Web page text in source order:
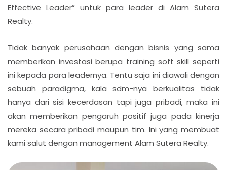
Effective Leader” untuk para leader di Alam Sutera
Realty.
Tidak banyak perusahaan dengan bisnis yang sama
memberikan investasi berupa training soft skill seperti
ini kepada para leadernya. Tentu saja ini diawali dengan
sebuah paradigma, kala sdm-nya berkualitas tidak
hanya dari sisi kecerdasan tapi juga pribadi, maka ini
akan memberikan pengaruh positif juga pada kinerja
mereka secara pribadi maupun tim. Ini yang membuat
kami salut dengan management Alam Sutera Realty.